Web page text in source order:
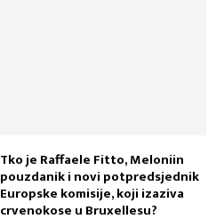
Tko je Raffaele Fitto, Meloniin
pouzdanik i novi potpredsjednik
Europske komisije, koji izaziva
crvenokose u Bruxellesu?